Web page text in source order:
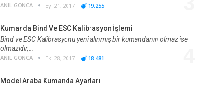
ANIL GONCA Eyl 21, 2017 19.255
Kumanda Bind Ve ESC Kalibrasyon İşlemi
Bind ve ESC Kalibrasyonu yeni alınmış bir kumandanın olmaz ise
olmazıdır,…
ANIL GONCA Eki 28, 2017 18.481
Model Araba Kumanda Ayarları